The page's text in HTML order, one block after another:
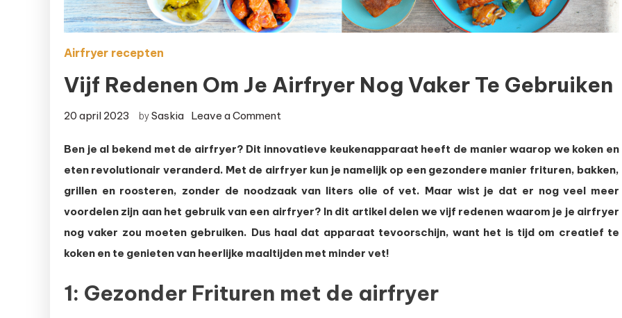
Airfryer recepten
Vijf Redenen Om Je Airfryer Nog Vaker Te Gebruiken
20 april 2023 bySaskia Leave a Comment
redenen
om
je
airfryer
nog
vaker
gebruiken
Ben je al bekend met de airfryer? Dit innovatieve keukenapparaat heeft de manier waarop we koken en
eten revolutionair veranderd. Met de airfryer kun je namelijk op een gezondere manier frituren, bakken,
grillen en roosteren, zonder de noodzaak van liters olie of vet. Maar wist je dat er nog veel meer
voordelen zijn aan het gebruik van een airfryer? In dit artikel delen we vijf redenen waarom je je airfryer
nog vaker zou moeten gebruiken. Dus haal dat apparaat tevoorschijn, want het is tijd om creatief te
koken en te genieten van heerlijke maaltijden met minder vet!
1: Gezonder Frituren met de airfryer